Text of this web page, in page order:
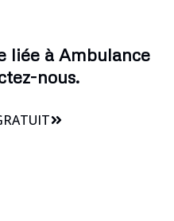
liée à Ambulance
nous.